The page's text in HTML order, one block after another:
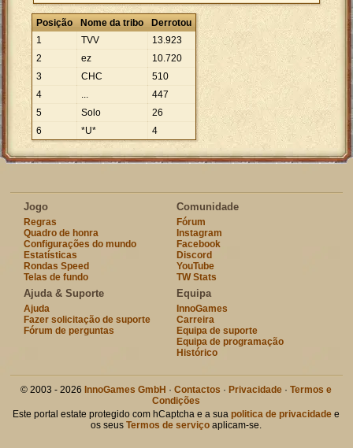
Posição Nome da tribo
Derrotou
1
TVV 13.923
2
ez 10.720
3
CHC
510
4
...
447
5
Solo
26
6
*U* 4
Jogo
Regras
Quadro de honra
Configurações do mundo
Estatísticas
Rondas Speed
Telas de fundo
Comunidade
Fórum
Instagram
Facebook
Discord
YouTube
TW Stats
Ajuda & Suporte
Ajuda
Fazer solicitação de suporte
Fórum de perguntas
Equipa
InnoGames
Carreira
Equipa de suporte
Equipa de programação
Histórico
© 2003 - 2026 InnoGames GmbH ·Contactos · Privacidade ·Termos e
Condições
Este portal estate protegido com hCaptcha e a suapolitica de privacidade e
os seusTermos de serviço aplicam-se.